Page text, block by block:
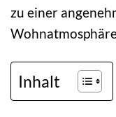
zu einer
Inhalt